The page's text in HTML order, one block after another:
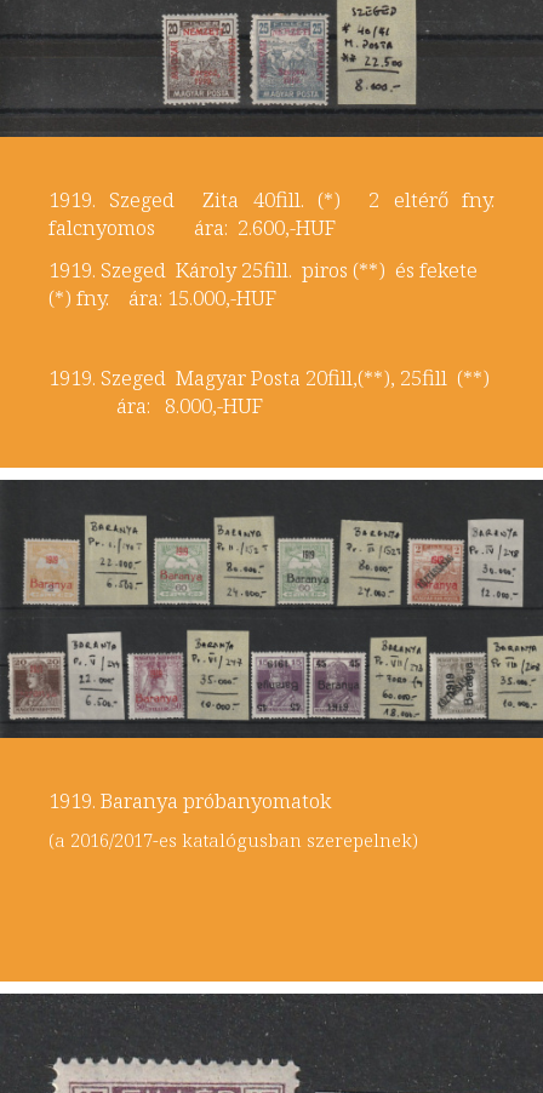
1919. Szeged Zita 40fill. (*) 2 eltérő fny.
falcnyomos ára: 2.600,-HUF
1919. Szeged Károly 25fill. piros (**) és fekete
(*) fny. ára: 15.000,-HUF
1919. Szeged Magyar Posta 20fill,(**), 25fill (**)
ára: 8.000,-HUF
1919. Baranya próbanyomatok
(a 2016/2017-es katalógusban szerepelnek)